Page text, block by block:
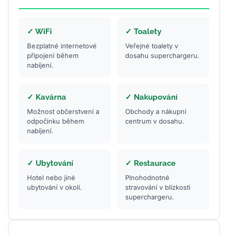
✓ WiFi
Bezplatné internetové
připojení během
nabíjení.
✓ Toalety
Veřejné toalety v
dosahu superchargeru.
✓ Kavárna
Možnost občerstvení a
odpočinku během
nabíjení.
✓ Nakupování
Obchody a nákupní
centrum v dosahu.
✓ Ubytování
Hotel nebo jiné
ubytování v okolí.
✓ Restaurace
Plnohodnotné
stravování v blízkosti
superchargeru.